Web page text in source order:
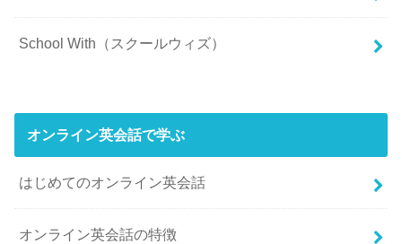
School With（スクールウィズ）
オンライン英会話で学ぶ
はじめてのオンライン英会話
オンライン英会話の特徴